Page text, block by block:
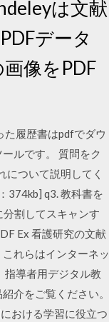
は文献
データ
像をPDF
た履歴書はpdfでダウ
ルです。 質問をク
について説明してく
374kb] q3. 教科書を
割してスキャンす
Ex 看護研究の文献
れらはインターネッ
指導者用デジタル教
介をご覧ください。
おける学習に役立つ